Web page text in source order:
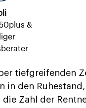
&
tiefgreifenden
in den
Zahl der